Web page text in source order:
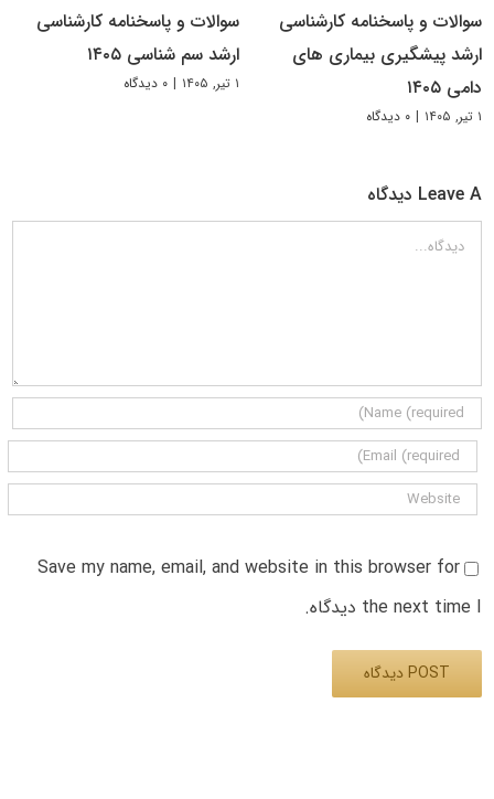
سوالات و پاسخنامه کارشناسی
ارشد پیشگیری بیماری های
دامی ۱۴۰۵
۱ تیر, ۱۴۰۵ | ۰ دیدگاه
سوالات و پاسخنامه کارشناسی
ارشد سم شناسی ۱۴۰۵
۱ تیر, ۱۴۰۵ | ۰ دیدگاه
Leave A دیدگاه
دیدگاه
Save my name, email, and website in this browser for
the next time I دیدگاه.